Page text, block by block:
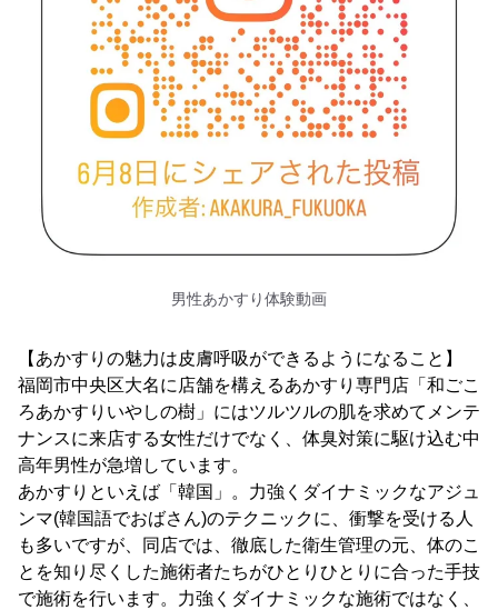
男性あかすり体験動画
【あかすりの魅力は皮膚呼吸ができるようになること】
福岡市中央区大名に店舗を構えるあかすり専門店「和ごこ
ろあかすりいやしの樹」にはツルツルの肌を求めてメンテ
ナンスに来店する女性だけでなく、体臭対策に駆け込む中
高年男性が急増しています。
あかすりといえば「韓国」。力強くダイナミックなアジュ
ンマ(韓国語でおばさん)のテクニックに、衝撃を受ける人
も多いですが、同店では、徹底した衛生管理の元、体のこ
とを知り尽くした施術者たちがひとりひとりに合った手技
で施術を行います。力強くダイナミックな施術ではなく、